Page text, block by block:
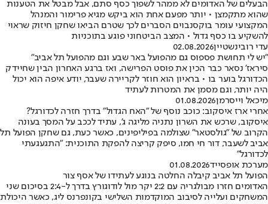
הבעלים של האדומים לא ממהר לשפוך כסף סתם, אבל מבטל את הטענות
שהוא מתקמצן • יותר מפעם אחת הוא ביקש מגיא פרימור והמנהל
המקצועי עומר בוקסנבוים הסברים לכך שטרם הביאו שחקן חיזוק שראוי
להשקיע בו כסף גדול • המצב הביטחוני פוגע בתוכניות
עדי רובינשטיין02.08.2026
"יש לי תחושת פספוס גם מהפועל באר שבע וגם מהפועל תל אביב"
סיראז' נסאר כבר הכין את פוסט הפרישה, ואז ברגע האחרון הבין שחיידק
הכדורגל בוער בו • בראיון הוא חוזר לקריירה שעבר, יודע איפה הוא יכול
היה יותר, וגם מסמן את המטרות לעתיד
מיכאל וייסרמן01.08.2026
אחרי ארז איסקוב: כוכב נוסף של "האח הגדול" בדרך חזרה לכדורגל?
איסקוב, שרכש את השרון נתניה מליגה ג', עתיד לככב על המסך בעונה
הקרוב של "גולסטאר" שצולמה בפיליפינים, כאשר כעת, גם שחקן הפועל תל
אביב לשעבר, דור חי חמו, סיפק קריצה להפקת התוכנית: "התגעגעתי
לכדורגל"
מערכת אופסייד01.08.2026
הפועל תל אביב קיבלה החלטה בנוגע לעתידו של אסף צור
האדומים חזרו מבולגריה עם 2:2 יקר מול לודוגורץ בדרך ל-2:4 בסיכום שני
המשחקים ועלייה לסיבוב המוקדמות השלישי בקונפרנס ליג, כאשר היכולת